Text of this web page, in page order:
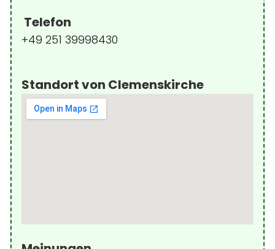
Telefon
+49 251 39998430
Standort von Clemenskirche